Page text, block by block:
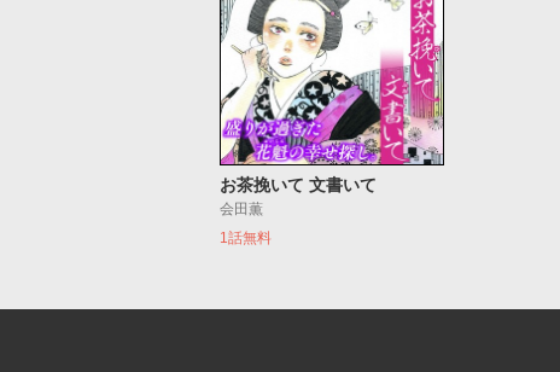
お茶挽いて 文書いて
会田薫
1話無料